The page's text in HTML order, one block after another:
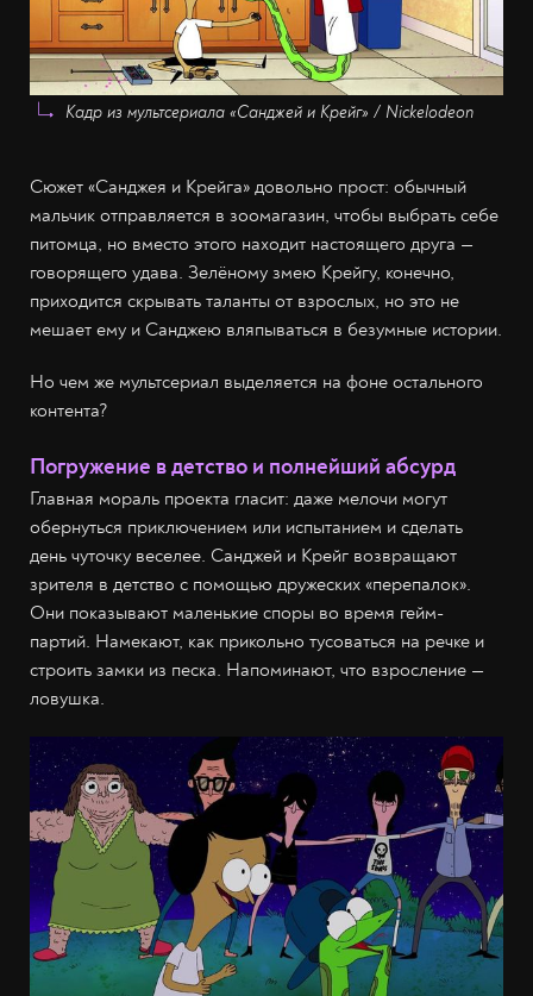
Кадр из мультсериала «Санджей и Крейг» / Nickelodeon
Сюжет «Санджея и Крейга» довольно прост: обычный
мальчик отправляется в зоомагазин, чтобы выбрать себе
питомца, но вместо этого находит настоящего друга —
говорящего удава. Зелёному змею Крейгу, конечно,
приходится скрывать таланты от взрослых, но это не
мешает ему и Санджею вляпываться в безумные истории.
Но чем же мультсериал выделяется на фоне остального
контента?
Погружение в детство и полнейший абсурд
Главная мораль проекта гласит: даже мелочи могут
обернуться приключением или испытанием и сделать
день чуточку веселее. Санджей и Крейг возвращают
зрителя в детство с помощью дружеских «перепалок».
Они показывают маленькие споры во время гейм-
партий. Намекают, как прикольно тусоваться на речке и
строить замки из песка. Напоминают, что взросление —
ловушка.